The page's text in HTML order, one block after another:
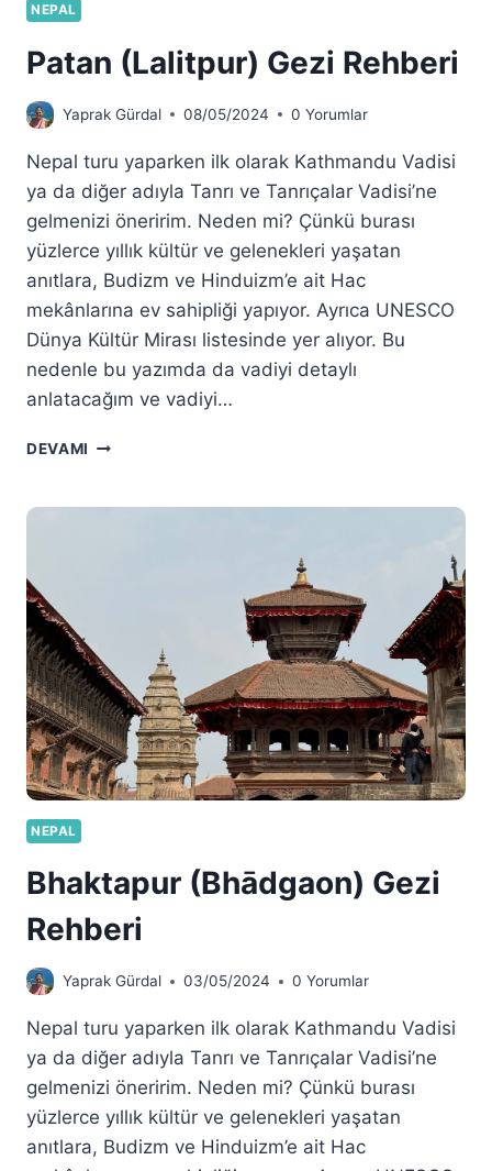
NEPAL
Patan (Lalitpur) Gezi Rehberi
Yaprak Gürdal 08/05/2024 0 Yorumlar
Nepal turu yaparken ilk olarak Kathmandu Vadisi
ya da diğer adıyla Tanrı ve Tanrıçalar Vadisi’ne
gelmenizi öneririm. Neden mi? Çünkü burası
yüzlerce yıllık kültür ve gelenekleri yaşatan
anıtlara, Budizm ve Hinduizm’e ait Hac
mekânlarına ev sahipliği yapıyor. Ayrıca UNESCO
Dünya Kültür Mirası listesinde yer alıyor. Bu
nedenle bu yazımda da vadiyi detaylı
anlatacağım ve vadiyi…
DEVAMI PATAN
REHBERI
NEPAL
Bhaktapur (Bhādgaon) Gezi
Rehberi
Yaprak Gürdal 03/05/2024 0 Yorumlar
Nepal turu yaparken ilk olarak Kathmandu Vadisi
ya da diğer adıyla Tanrı ve Tanrıçalar Vadisi’ne
gelmenizi öneririm. Neden mi? Çünkü burası
yüzlerce yıllık kültür ve gelenekleri yaşatan
anıtlara, Budizm ve Hinduizm’e ait Hac